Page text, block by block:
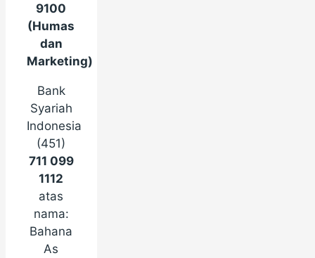
9100
(Humas
dan
Marketing)
Bank
Syariah
Indonesia
(451)
711 099
1112
atas
nama:
Bahana
As